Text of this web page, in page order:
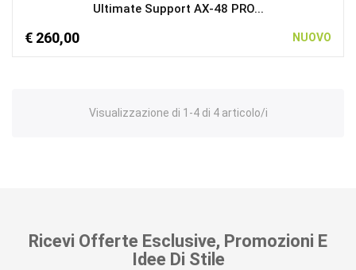
Ultimate Support AX-48 PRO...
€ 260,00 NUOVO
Visualizzazione di 1-4 di 4 articolo/i
Ricevi Offerte Esclusive, Promozioni E
Idee Di Stile